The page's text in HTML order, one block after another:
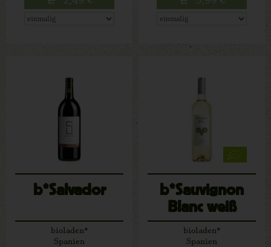
b*Salvador
bioladen*
Spanien
b*Sauvignon
Blanc weiß
bioladen*
Spanien